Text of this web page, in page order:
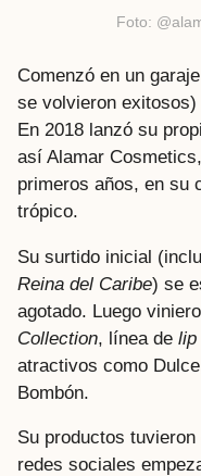
Foto:
Comenzó en un
se volvieron
En 2018 lanzó su
así Alamar
primeros años, en su
trópico.
Su surtido inicial
Reina del Caribe) se
agotado. Luego
Collection, línea de lip
atractivos como
Bombón.
Su productos
redes sociales